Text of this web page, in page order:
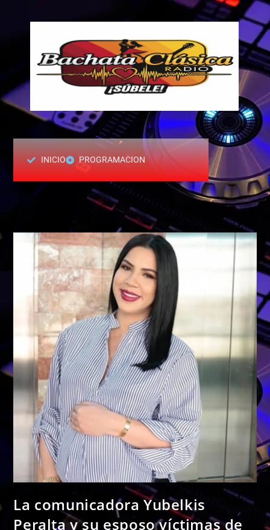
INICIO PROGRAMACION
La comunicadora Yubelkis
Peralta y su esposo víctimas de